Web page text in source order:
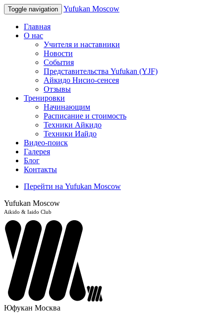
Toggle navigation Yufukan Moscow
Главная
О нас
Учителя и наставники
Новости
События
Представительства Yufukan (YJF)
Айкидо Нисио-сенсея
Отзывы
Тренировки
Начинающим
Расписание и стоимость
Техники Айкидо
Техники Иайдо
Видео-поиск
Галерея
Блог
Контакты
Перейти на Yufukan Moscow
Yufukan Moscow
Aikido & Iaido Club
Юфукан Москва